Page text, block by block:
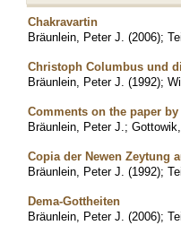
Chakravartin
Bräunlein, Peter J. (2006);
Christoph Columbus und
Bräunlein, Peter J. (1992);
Comments on the paper
Bräunlein, Peter J. ;
Copia der Newen Zeytung
Bräunlein, Peter J. (1992);
Dema-Gottheiten
Bräunlein, Peter J. (2006);